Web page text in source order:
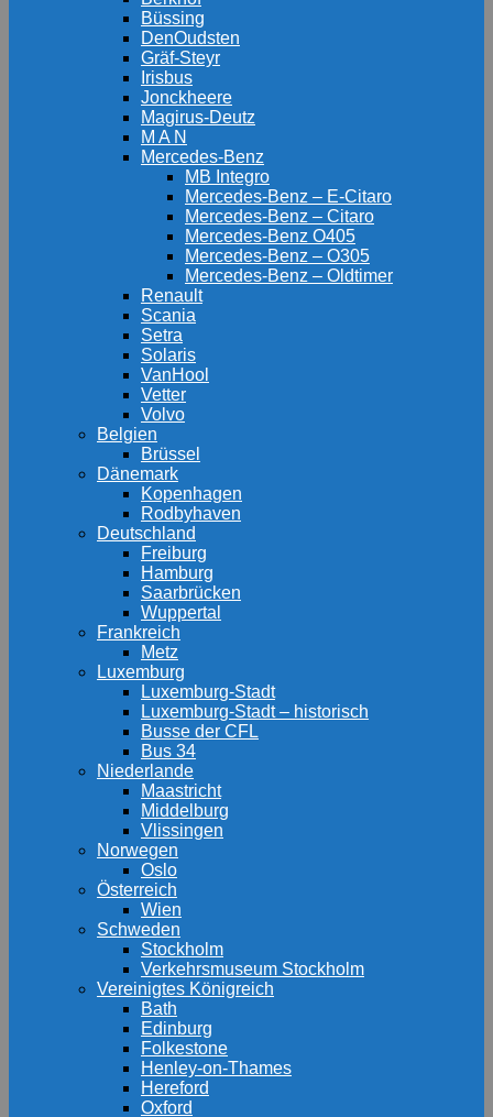
Büssing
DenOudsten
Gräf-Steyr
Irisbus
Jonckheere
Magirus-Deutz
M A N
Mercedes-Benz
MB Integro
Mercedes-Benz – E-Citaro
Mercedes-Benz – Citaro
Mercedes-Benz O405
Mercedes-Benz – O305
Mercedes-Benz – Oldtimer
Renault
Scania
Setra
Solaris
VanHool
Vetter
Volvo
Belgien
Brüssel
Dänemark
Kopenhagen
Rodbyhaven
Deutschland
Freiburg
Hamburg
Saarbrücken
Wuppertal
Frankreich
Metz
Luxemburg
Luxemburg-Stadt
Luxemburg-Stadt – historisch
Busse der CFL
Bus 34
Niederlande
Maastricht
Middelburg
Vlissingen
Norwegen
Oslo
Österreich
Wien
Schweden
Stockholm
Verkehrsmuseum Stockholm
Vereinigtes Königreich
Bath
Edinburg
Folkestone
Henley-on-Thames
Hereford
Oxford